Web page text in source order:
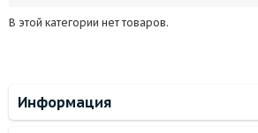
В этой категории нет товаров.
Информация